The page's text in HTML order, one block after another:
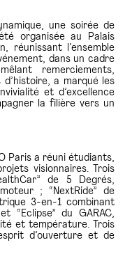
une soirée de
organisée au Palais
réunissant l’ensemble
dans un cadre
remerciements,
a marqué les
et d’excellence
la filière vers un
Paris a réuni étudiants,
visionnaires. Trois
de 5 Degrés,
; “NextRide” de
3-en-1 combinant
“Eclipse” du GARAC,
et température. Trois
d’ouverture et de